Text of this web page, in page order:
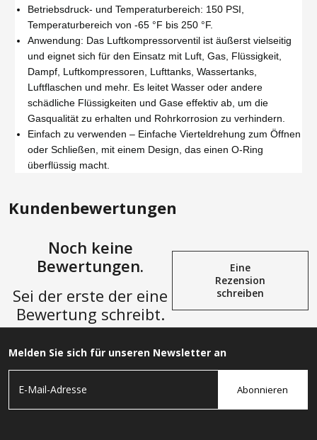
Betriebsdruck- und Temperaturbereich: 150 PSI,
Temperaturbereich von -65 °F bis 250 °F.
Anwendung: Das Luftkompressorventil ist äußerst vielseitig
und eignet sich für den Einsatz mit Luft, Gas, Flüssigkeit,
Dampf, Luftkompressoren, Lufttanks, Wassertanks,
Luftflaschen und mehr. Es leitet Wasser oder andere
schädliche Flüssigkeiten und Gase effektiv ab, um die
Gasqualität zu erhalten und Rohrkorrosion zu verhindern.
Einfach zu verwenden – Einfache Vierteldrehung zum Öffnen
oder Schließen, mit einem Design, das einen O-Ring
überflüssig macht.
Kundenbewertungen
Noch keine
Bewertungen.
Sei der erste der eine
Bewertung schreibt.
Eine
Rezension
schreiben
Melden Sie sich für unseren Newsletter an
Abonnieren